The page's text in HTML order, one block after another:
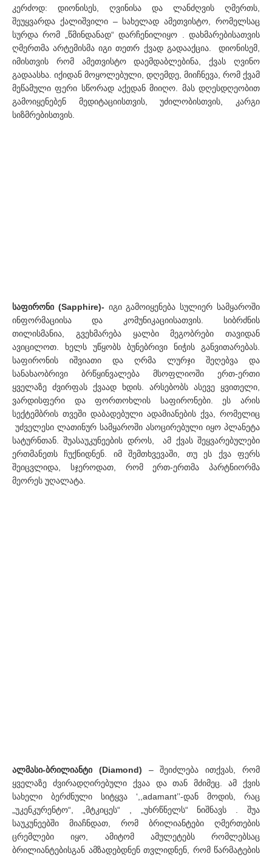
კერძოდ: დიონისეს, ღვინისა და ლანძღვის ღმერთს,
შეუყვარდა ქალიშვილი – სახელად ამეთვისტო, რომელსაც
სურდა რომ „წმინდანად“ დარჩენილიყო . დახმარებისათვის
ღმერთმა არტემისმა იგი თეთრ ქვად გადააქცია. დიონისემ,
იმისთვის რომ ამეთვისტო დაემდაბლებინა, ქვას ღვინო
გადაასხა. იქიდან მოყოლებული, დღემდე, მიიჩნევა, რომ ქვამ
მეწამული ფერი სწორად აქედან მიიღო. მას დღესდღეობით
გამოიყენებენ მედიტაციისთვის, უძილობისთვის, კარგი
სიზმრებისთვის.
საფირონი (Sapphire)- იგი გამოიყენება სულიერ სამყაროში
ინფორმაციისა და კომუნიკაციისათვის. სიბრძნის
თილისმანია, გვეხმარება ყალბი მეგობრები თავიდან
ავიცილოთ. ხელს უწყობს ბუნებრივი ნიჭის განვითარებას.
საფირონის იშვიათი და ღრმა ლურჯი შეღებვა და
სანახაობრივი ბრწყინვალება მსოფლიოში ერთ-ერთი
ყველაზე ძვირფას ქვაად ხდის. არსებობს ასევე ყვითელი,
ვარდისფერი და ფორთოხლის საფირონები. ეს არის
სექტემბრის თვეში დაბადებული ადამიანების ქვა, რომელიც
უძველესი ლათინურ სამყაროში ასოცირებული იყო პლანეტა
სატურნთან. შუასაუკუნეების დროს, ამ ქვას შეყვარებულები
ერთმანეთს ჩუქნიდნენ. იმ შემთხვევაში, თუ ეს ქვა ფერს
შეიცვლიდა, სჯეროდათ, რომ ერთ-ერთმა პარტნიორმა
მეორეს უღალატა.
ალმასი-ბრილიანტი (Diamond) – შეიძლება ითქვას, რომ
ყველაზე ძვირადღირებული ქვაა და თან მძიმეც. ამ ქვის
სახელი ბერძნული სიტყვა ‘,,adamant’’-დან მოდის, რაც
„უკენკურენტო“, „მტკიცეს“ , „უხრწნელს“ ნიშნავს . შუა
საუკუნეებში მიაჩნდათ, რომ ბრილიანტები ღმერთების
ცრემლები იყო, ამიტომ ამულეტებს რომლებსაც
ბრილიანტებისგან ამზადებდნენ თვლიდნენ, რომ წარმატების